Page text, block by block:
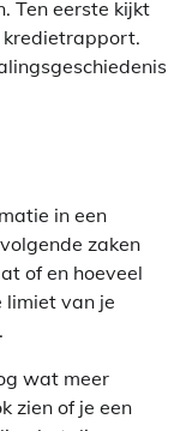
Ten eerste kijkt
kredietrapport.
in een
zaken
of en hoeveel
limiet van je
wat meer
zien of je een